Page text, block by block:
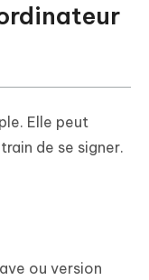
Elle peut
de se signer.
ou version